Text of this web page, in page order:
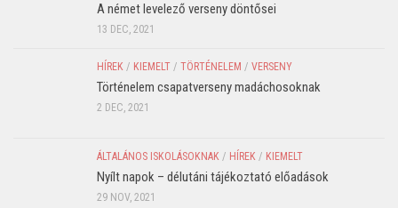
A német levelező verseny döntősei
13 DEC, 2021
HÍREK / KIEMELT / TÖRTÉNELEM / VERSENY
Történelem csapatverseny madáchosoknak
2 DEC, 2021
ÁLTALÁNOS ISKOLÁSOKNAK / HÍREK / KIEMELT
Nyílt napok – délutáni tájékoztató előadások
29 NOV, 2021